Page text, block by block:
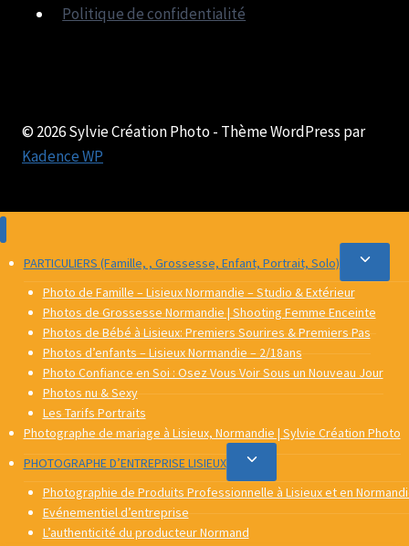
Politique de confidentialité
© 2026 Sylvie Création Photo - Thème WordPress par
Kadence WP
PARTICULIERS (Famille, , Grossesse, Enfant, Portrait, Solo)
le
menu
enfant
Photo de Famille – Lisieux Normandie – Studio & Extérieur
Photos de Grossesse Normandie | Shooting Femme Enceinte
Photos de Bébé à Lisieux: Premiers Sourires & Premiers Pas
Photos d’enfants – Lisieux Normandie – 2/18ans
Photo Confiance en Soi : Osez Vous Voir Sous un Nouveau Jour
Photos nu & Sexy
Les Tarifs Portraits
Photographe de mariage à Lisieux, Normandie | Sylvie Création Photo
PHOTOGRAPHE D’ENTREPRISE LISIEUX
Ouvrir/fermer
le
enfant
Photographie de Produits Professionnelle à Lisieux et en
Evénementiel d’entreprise
L’authenticité du producteur Normand